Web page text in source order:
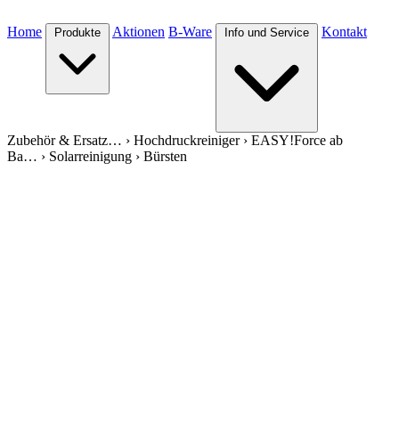
Home Produkte Aktionen B-Ware Info und Service Kontakt
Zubehör & Ersatz… › Hochdruckreiniger› EASY!Force ab
Ba… › Solarreinigung › Bürsten